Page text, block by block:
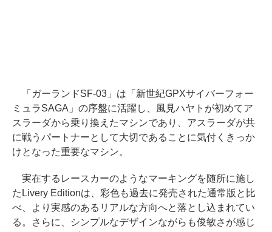
「ガーランドSF-03」は「新世紀GPXサイバーフォー
ミュラSAGA」の序盤に活躍し、風見ハヤトが初めてア
スラーダから乗り換えたマシンであり、アスラーダが共
に戦うパートナーとして大切であることに気付くきっか
けとなった重要なマシン。
実在するレースカーのようなマーキングを随所に施し
たLivery Editionは、彩色も過去に発売された通常版と比
べ、より実感のあるリアルな方向へと落とし込まれてい
る。さらに、シンプルなデザインながらも俊敏さが感じ